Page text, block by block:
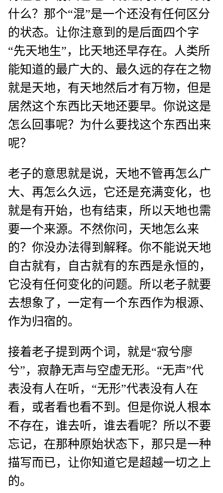
什么？那个“混”是一个还没有任何区分
的状态。让你注意到的是后面四个字
“先天地生”，比天地还早存在。人类所
能知道的最广大的、最久远的存在之物
就是天地，有天地然后才有万物，但是
居然这个东西比天地还要早。你说这是
怎么回事呢？为什么要找这个东西出来
呢？
老子的意思就是说，天地不管再怎么广
大、再怎么久远，它还是充满变化，也
就是有开始，也有结束，所以天地也需
要一个来源。不然你问，天地怎么来
的？你没办法得到解释。你不能说天地
自古就有，自古就有的东西是永恒的，
它没有任何变化的问题。所以老子就要
去想象了，一定有一个东西作为根源、
作为归宿的。
接着老子提到两个词，就是“寂兮廖
兮”，寂静无声与空虚无形。“无声”代
表没有人在听，“无形”代表没有人在
看，或者看也看不到。但是你说人根本
不存在，谁去听，谁去看呢？所以不要
忘记，在那种原始状态下，那只是一种
描写而已，让你知道它是超越一切之上
的。